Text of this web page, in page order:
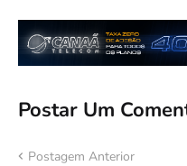
Postar Um
Postagem Anterior